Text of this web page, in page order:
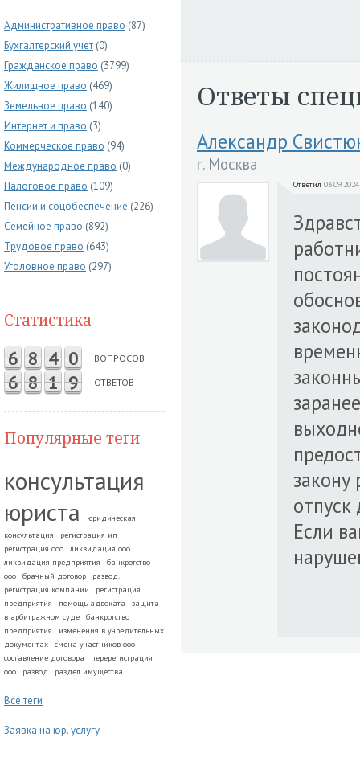
Административное право (87)
Бухгалтерский учет (0)
Гражданское право (3799)
Жилищное право (469)
Земельное право (140)
Интернет и право (3)
Коммерческое право (94)
Международное право (0)
Налоговое право (109)
Пенсии и соцобеспечение (226)
Семейное право (892)
Трудовое право (643)
Уголовное право (297)
Статистика
6 8 4 0 ВОПРОСОВ
6 8 1 9 ОТВЕТОВ
Популярные теги
консультация
юриста
юридическая
консультация
регистрация ип
регистрация ооо
ликвидация ооо
ликвидация предприятия
банкротство
ооо
брачный договор
развод.
регистрация компании
регистрация
предприятия
помощь адвоката
защита
в арбитражном суде
банкротство
предприятия
изменения в учредительных
документах
смена участников ооо
составление договора
перерегистрация
ооо
развод раздел имущества
Все теги
Заявка на юр. услугу
Ответы
Александр
г. Москва
Ответил
закону
Если